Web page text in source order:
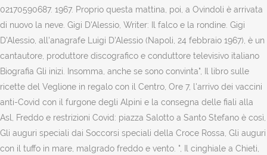
02170590687. 1967. Proprio questa mattina, poi, a Ovindoli è arrivata
di nuovo la neve. Gigi D'Alessio, Writer: Il falco e la rondine. Gigi
D'Alessio, all'anagrafe Luigi D'Alessio (Napoli, 24 febbraio 1967), è un
cantautore, produttore discografico e conduttore televisivo italiano
Biografia Gli inizi. Insomma, anche se sono convinta", Il libro sulle
ricette del Veglione in regalo con il Centro, Ore 7, l'arrivo dei vaccini
anti-Covid con il furgone degli Alpini e la consegna delle fiali alla
Asl, Freddo e restrizioni Covid: piazza Salotto a Santo Stefano è così,
Gli auguri speciali dai Soccorsi speciali della Croce Rossa, Gli auguri
con il tuffo in mare, malgrado freddo e vento. ", Il cinghiale a Chieti,